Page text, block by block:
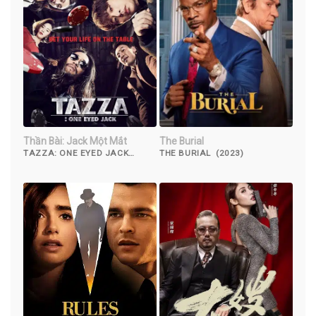
Thần Bài: Jack Một Mắt
TAZZA: ONE EYED JACK
The Burial
THE BURIAL (2023)